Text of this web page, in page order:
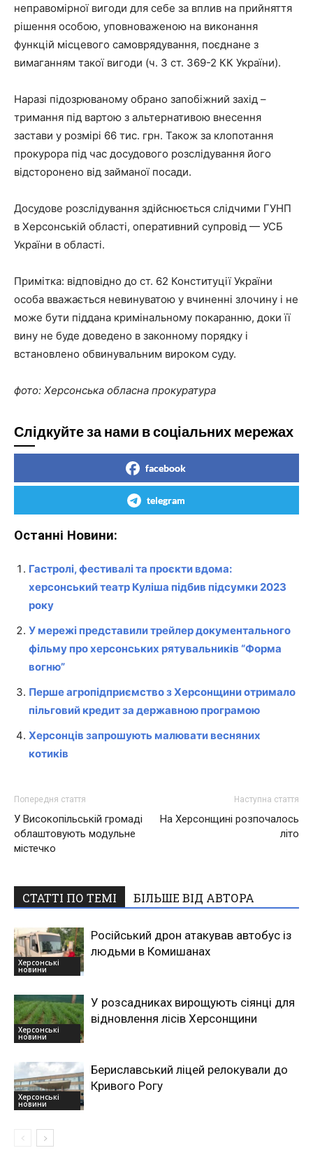
неправомірної вигоди для себе за вплив на прийняття
рішення особою, уповноваженою на виконання
функцій місцевого самоврядування, поєднане з
вимаганням такої вигоди (ч. 3 ст. 369-2 КК України).
Наразі підозрюваному обрано запобіжний захід –
тримання під вартою з альтернативою внесення
застави у розмірі 66 тис. грн. Також за клопотання
прокурора під час досудового розслідування його
відсторонено від займаної посади.
Досудове розслідування здійснюється слідчими ГУНП
в Херсонській області, оперативний супровід — УСБ
України в області.
Примітка: відповідно до ст. 62 Конституції України
особа вважається невинуватою у вчиненні злочину і не
може бути піддана кримінальному покаранню, доки її
вину не буде доведено в законному порядку і
встановлено обвинувальним вироком суду.
фото: Херсонська обласна прокуратура
Слідкуйте за нами в соціальних мережах
facebook
telegram
Останні Новини:
Гастролі, фестивалі та проєкти вдома:
херсонський театр Куліша підбив підсумки 2023
року
У мережі представили трейлер документального
фільму про херсонських рятувальників “Форма
вогню”
Перше агропідприємство з Херсонщини отримало
пільговий кредит за державною програмою
Херсонців запрошують малювати весняних
котиків
Попередня стаття
У Високопільській громаді
облаштовують модульне
містечко
Наступна стаття
На Херсонщині розпочалось
літо
СТАТТІ ПО ТЕМІ БІЛЬШЕ ВІД АВТОРА
Херсонські
новини
Російський дрон атакував автобус із
людьми в Комишанах
Херсонські
новини
У розсадниках вирощують сіянці для
відновлення лісів Херсонщини
Херсонські
новини
Бериславський ліцей релокували до
Кривого Рогу